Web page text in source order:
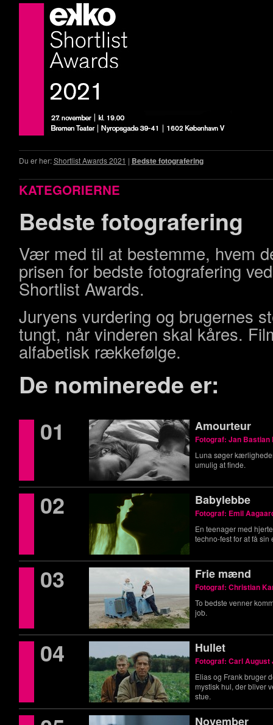
Du er her:Shortlist Awards 2021 | Bedste fotografering
KATEGORIERNE
Bedste fotografering
Vær med til at bestemme, hvem
prisen for bedste fotografering
Shortlist Awards.
Juryens vurdering og brugernes
tungt, når vinderen skal kåres.
alfabetisk rækkefølge.
De nominerede er:
01 Amourteur
Fotograf: Jan Bastian
Luna søger
umulig at finde.
02 Babylebbe
Fotograf: Emil
En teenager med
techno-fest for at få
03 Frie mænd
Fotograf: Christian
To bedste venner
job.
04 Hullet
Fotograf: Carl August
Elias og Frank bruger
mystisk hul, der bliver
stue.
November